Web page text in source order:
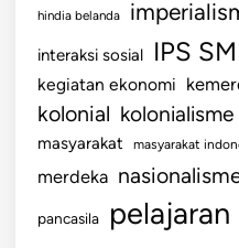
hindia belanda
interaksi sosial IPS
kegiatan ekonomi
kolonial kolonialisme
masyarakat masyarakat
merdeka
pancasila
pelajaran